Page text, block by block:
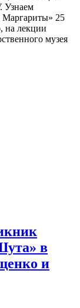
Узнаем
Маргариты» 25
на лекции
музея
в
и